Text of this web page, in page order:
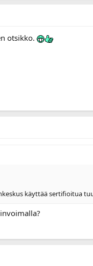
otsikko.
käyttää sertifioitua